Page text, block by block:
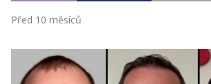
Před 10 měsíců